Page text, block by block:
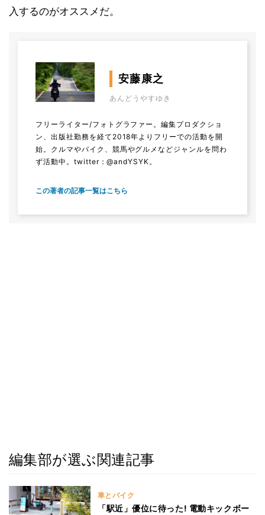
入するのがオススメだ。
安藤康之
あんどうやすゆき
フリーライター/フォトグラファー。編集プロダクショ
ン、出版社勤務を経て2018年よりフリーでの活動を開
始。クルマやバイク、競馬やグルメなどジャンルを問わ
ず活動中。 twitter：@andYSYK。
この著者の記事一覧はこちら
編集部が選ぶ関連記事
車とバイク
「駅近」優位に待った! 電動キックボー